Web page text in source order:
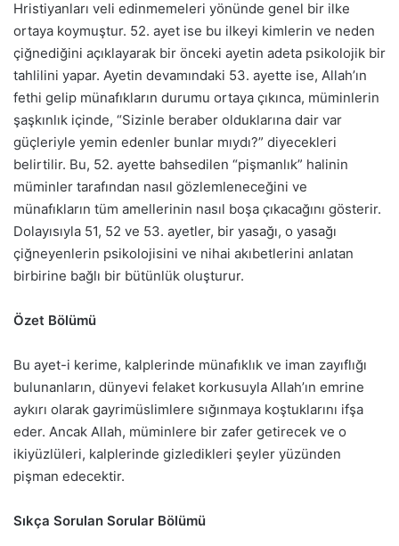
Hristiyanları veli edinmemeleri yönünde genel bir ilke
ortaya koymuştur. 52. ayet ise bu ilkeyi kimlerin ve neden
çiğnediğini açıklayarak bir önceki ayetin adeta psikolojik bir
tahlilini yapar. Ayetin devamındaki 53. ayette ise, Allah’ın
fethi gelip münafıkların durumu ortaya çıkınca, müminlerin
şaşkınlık içinde, “Sizinle beraber olduklarına dair var
güçleriyle yemin edenler bunlar mıydı?” diyecekleri
belirtilir. Bu, 52. ayette bahsedilen “pişmanlık” halinin
müminler tarafından nasıl gözlemleneceğini ve
münafıkların tüm amellerinin nasıl boşa çıkacağını gösterir.
Dolayısıyla 51, 52 ve 53. ayetler, bir yasağı, o yasağı
çiğneyenlerin psikolojisini ve nihai akıbetlerini anlatan
birbirine bağlı bir bütünlük oluşturur.
Özet Bölümü
Bu ayet-i kerime, kalplerinde münafıklık ve iman zayıflığı
bulunanların, dünyevi felaket korkusuyla Allah’ın emrine
aykırı olarak gayrimüslimlere sığınmaya koştuklarını ifşa
eder. Ancak Allah, müminlere bir zafer getirecek ve o
ikiyüzlüleri, kalplerinde gizledikleri şeyler yüzünden
pişman edecektir.
Sıkça Sorulan Sorular Bölümü